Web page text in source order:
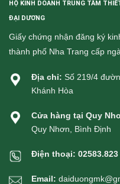
HỘ KINH DOANH TRUNG TÂM
ĐẠI DƯƠNG
Giấy chứng nhận đăng ký
thành phố Nha Trang cấp
Địa chỉ: Số 219/4
Khánh Hòa
Cửa hàng tại Quy
Quy Nhơn, Bình Định
Điện thoại: 02583.823
Email: